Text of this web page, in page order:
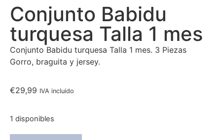
Conjunto Babidu
turquesa Talla 1 mes
Conjunto Babidu turquesa Talla 1 mes. 3 Piezas
Gorro, braguita y jersey.
€29,99 IVA incluido
1 disponibles